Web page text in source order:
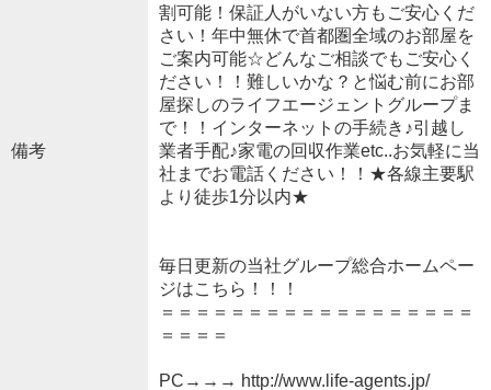
備考
割可能！保証人がいない方もご安心くだ
さい！年中無休で首都圏全域のお部屋を
ご案内可能☆どんなご相談でもご安心く
ださい！！難しいかな？と悩む前にお部
屋探しのライフエージェントグループま
で！！インターネットの手続き♪引越し
業者手配♪家電の回収作業etc..お気軽に当
社までお電話ください！！★各線主要駅
より徒歩1分以内★
毎日更新の当社グループ総合ホームペー
ジはこちら！！！
＝＝＝＝＝＝＝＝＝＝＝＝＝＝＝＝＝＝
＝＝＝＝
PC→→→ http://www.life-agents.jp/